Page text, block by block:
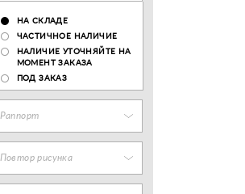
НА СКЛАДЕ
ЧАСТИЧНОЕ НАЛИЧИЕ
НАЛИЧИЕ УТОЧНЯЙТЕ НА
МОМЕНТ ЗАКАЗА
ПОД ЗАКАЗ
Раппорт
Повтор рисунка